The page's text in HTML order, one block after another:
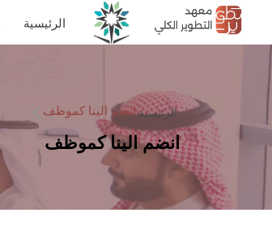
الرئيسية
الرئيسيةانضم الينا كموظف
انضم الينا كموظف